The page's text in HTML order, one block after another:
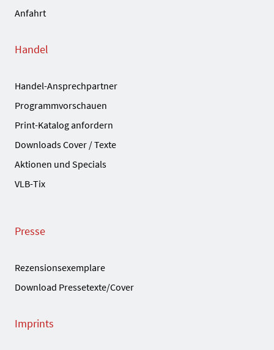
Anfahrt
Handel
Handel-Ansprechpartner
Programmvorschauen
Print-Katalog anfordern
Downloads Cover / Texte
Aktionen und Specials
VLB-Tix
Presse
Rezensionsexemplare
Download Pressetexte/Cover
Imprints